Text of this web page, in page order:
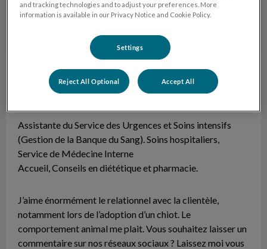
ASV
Auxiliaire Spécialisée Vétérinaire niveau V
Assistante du Service des Urgences et Soins intensifs
(Gestion de la Banque du Sang). Soins hospitaliers,
Service de Médecine Interne
Accueil, Conseils en diététique et pharmacie.
J’aime énormément le relationnel avec la clientèle,
notamment lors de l’adoption d’un chiot. Le
comportement animal me plait. Vous souhaitez laisser un
commentaire sur nos réseaux sociaux ? Laissez moi vous
and tracking technologies and to adjust your preferences. More
information is available in our Privacy Notice and Cookie Policy.
Settings
Reject All Optional Accept All